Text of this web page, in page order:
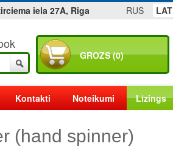
iela 27A, Riga LAT
RUS
GROZS (0)
Kontakti Noteikumi Līzings
(hand spinner)